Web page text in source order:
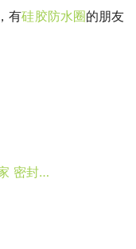
有硅胶防水圈的朋友
东莞市专业生产硅胶橡胶密封圈厂家 密封圈现模现货厂家